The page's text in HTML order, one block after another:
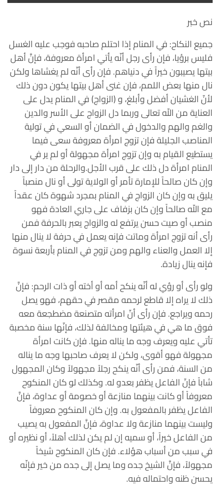
نص خبر
جميع النكاح: في المنام إذا احتلم صاحبه فوجب عليه الغسل
فليس برؤيا، فإن رأى رجل أنّه يأتي امرأة معروفة، فإنَّ أهل
بيتها يصيبون خيراً في دنياهم. فإن رأى أنّه لم يغشاها ولكن
نال منها بعض اللمم، فإن غنى أهل بيتها يكون دون ذلك
لأنّ الغشيان أفضل وأبلغ، و (الزواج) في المنام يدل على
العناية من اللّه تعالى وربما دل الزواج على الأسر والدين
والغم والهم والدخول في الضمان أو السعي في تولية
المناصب الجليلة فإن تزوج امرأة معروفة سعى فيما
يستطيع القيام به وإن تزوج امرأة مجهولة أو لم ير في
المنام امرأة دل ذلك على قرب الأجل.والرحلة من دار إلى دار
وإن كان صالحاً للإمارة تأمر أو الولاية تولى أو نال منصباً
يليق به وإن كان الزواج في المنام بمجرد شهوة كان عقداً
مع اللّه صالحاً وإن كان بزفاف على جاري العادة فهو
منصب أو صيت حسن يرتفع له والزواج يعبر بالحرفة فمن
رأى أنه تزوج امرأة وماتت فإنه يعمل في حرفة لا ينال منها
إلا العمل والعناء والهم ومن تزوج في المنام بأربعة نسوة
فإنه ينال زيادة.
ولو رأى أو رؤي له أنّه ينكح أمه أو أخته أو ذات الرحم: فإنَّ
ذلك لا يراه إلا قاطع لرحمه مقصر في حقهم، فهو يصل
رحمه ويراجع. فإن رأى أنّ امرأته متصنعة مضطجعة معه
فوق ما هي في هيئتها ومخالفة لذلك، فإنّها سنة مخصبة
تأتي عليه ويعرف وجه ما يناله منها. فإن كانت امرأة
مجهولة فهو أقوى، ولكن لا يعرف صاحبها وجه ما يناله
من السنة، فمن رأى أنّه ينكح رجلاً مجهولاً وكان المجهول
شاباً فإنّ الفاعل يظفر بعدو له. وكذلك لو كان المنكوح
معروفاً أو كانت بينهما منازعة أو خصومة أو عداوة، فإنَّ
الفاعل يظفر بالمفعول به. وإن كان المنكوح معروفاً
وليست بينهما منازعة ولا عداوة، فإنَّ المفعول به يصيب
من الفاعل خيراً، أو سميه إن لم يكن لذلك أهلاً، أو نظيره أو
في سبب من أسباب هؤلاء. فإن كان المنكوح شيخاً
مجهولاً، فإنَّ الشيخ جده وما يصل إلى جده من خير فإنّه
يحسن ظنه واحتماله فيه.